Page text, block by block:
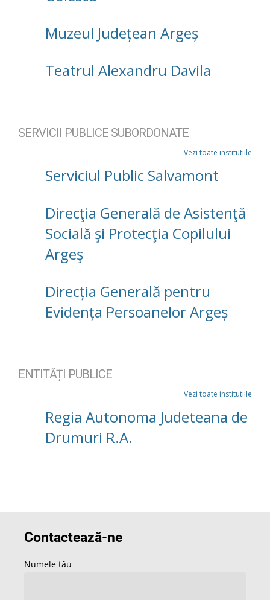
Muzeul Județean Argeș
Teatrul Alexandru Davila
SERVICII PUBLICE SUBORDONATE
Vezi toate institutiile
Serviciul Public Salvamont
Direcţia Generală de Asistenţă
Socială şi Protecţia Copilului
Argeş
Direcția Generală pentru
Evidența Persoanelor Argeș
ENTITĂȚI PUBLICE
Vezi toate institutiile
Regia Autonoma Judeteana de
Drumuri R.A.